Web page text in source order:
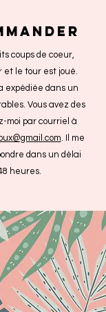
coups de coeur,
le tour est joué.
expédiée dans un
Vous avez des
moi par courriel à
. Il me
dans un délai
heures.